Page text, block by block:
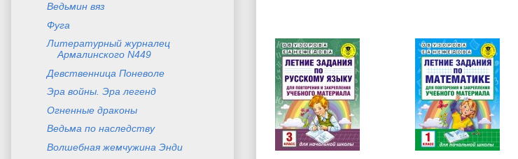
Ведьмин вяз
Фуга
Литературный журналец
Армалинского N449
Девственница Поневоле
Эра войны. Эра легенд
Огненные драконы
Ведьма по наследству
Волшебная жемчужина Энди